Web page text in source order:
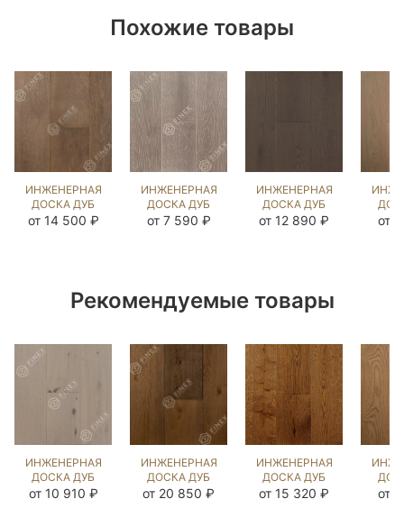
Похожие товары
ИНЖЕНЕРНАЯ
ДОСКА ДУБ
GREYWOOD
от 14 500 ₽
ИНЖЕНЕРНАЯ
ДОСКА ДУБ
ВИКСБУРГ
от 7 590 ₽
ИНЖЕНЕРНАЯ
ДОСКА ДУБ
ДЕСЕЧЕО
от 12 890 ₽ от
Рекомендуемые товары
ИНЖЕНЕРНАЯ
ДОСКА ДУБ
ИЛЬБЕРС
от 10 910 ₽
ИНЖЕНЕРНАЯ
ДОСКА ДУБ
RED PIKE
от 20 850 ₽
ИНЖЕНЕРНАЯ
ДОСКА ДУБ
18 ВЕК
от 15 320 ₽ от